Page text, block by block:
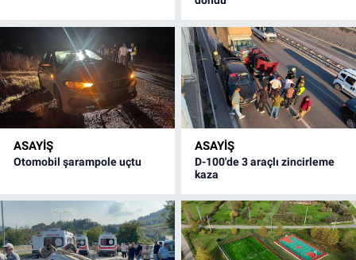
ASAYİŞ
Otomobil şarampole uçtu
ASAYİŞ
D-100'de 3 araçlı zincirleme
kaza